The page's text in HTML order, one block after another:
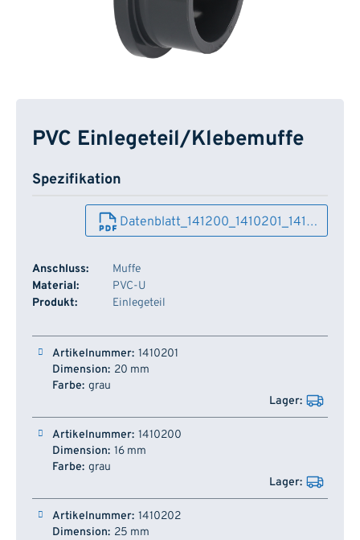
PVC Einlegeteil/Klebemuffe
Spezifikation
Datenblatt_141200_1410201_141…
Anschluss:
Muffe
Material:
PVC-U
Produkt:
Einlegeteil
Artikelnummer Dimension
1410201
20 mm
grau
1410200
16 mm
grau
1410202
25 mm